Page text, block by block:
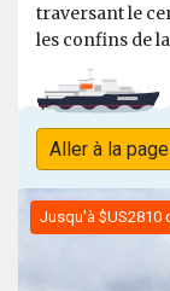
traversant le
les confins de
Aller à la
Jusqu'à $US2810